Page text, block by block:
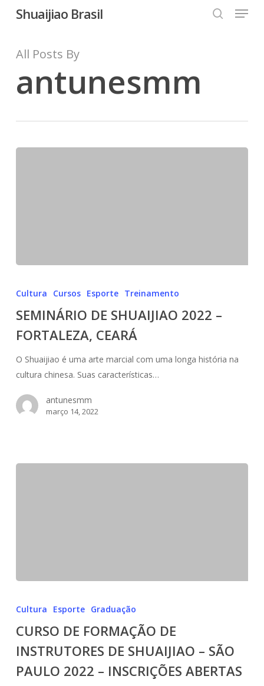
content
Shuaijiao Brasil Menu
All Posts By
antunesmm
2022
–
CEARÁ
Cultura Cursos Esporte Treinamento
SEMINÁRIO DE SHUAIJIAO 2022 –
FORTALEZA, CEARÁ
O Shuaijiao é uma arte marcial com uma longa história na
cultura chinesa. Suas características…
antunesmm
março 14, 2022
DE
INSTRUTORES
DE
SHUAIJIAO
Cultura Esporte Graduação
CURSO DE FORMAÇÃO DE
INSTRUTORES DE SHUAIJIAO – SÃO
PAULO 2022 – INSCRIÇÕES ABERTAS